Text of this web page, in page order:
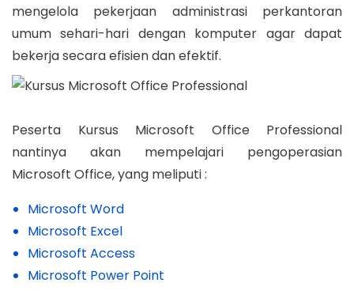
mengelola pekerjaan administrasi perkantoran
umum sehari-hari dengan komputer agar dapat
bekerja secara efisien dan efektif.
Peserta Kursus Microsoft Office Professional
nantinya akan mempelajari pengoperasian
Microsoft Office, yang meliputi :
Microsoft Word
Microsoft Excel
Microsoft Access
Microsoft Power Point